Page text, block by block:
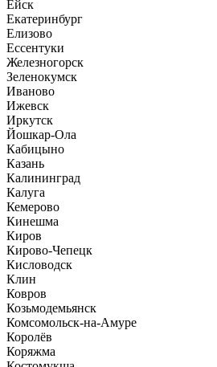
Ейск
Екатеринбург
Елизово
Ессентуки
Железногорск
Зеленокумск
Иваново
Ижевск
Иркутск
Йошкар-Ола
Кабицыно
Казань
Калининград
Калуга
Кемерово
Кинешма
Киров
Кирово-Чепецк
Кисловодск
Клин
Ковров
Козьмодемьянск
Комсомольск-на-Амуре
Королёв
Коряжма